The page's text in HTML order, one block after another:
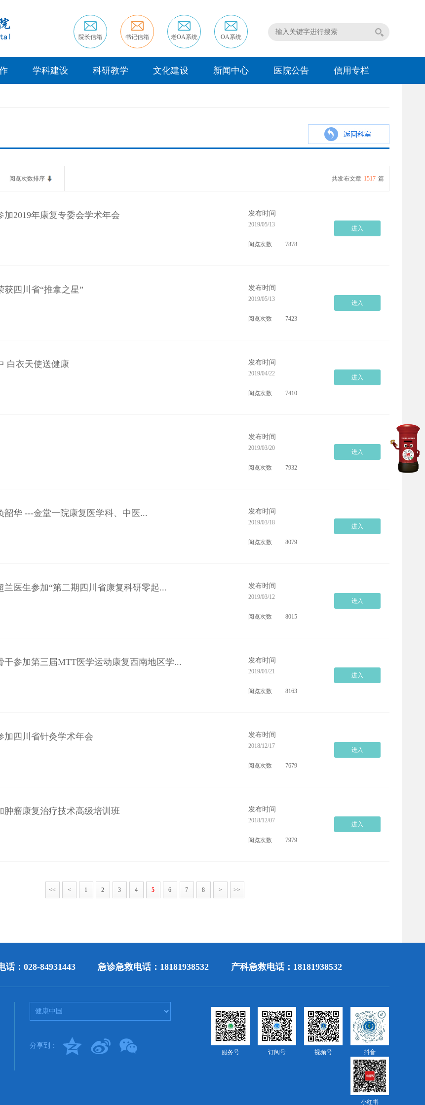
院长信箱 书记信箱 老OA系统 OA系统
学科建设 科研教学 文化建设 新闻中心 医院公告 信用专栏
阅览次数排序 共发布文章 1517 篇
加2019年康复专委会学术年会 发布时间
2019/05/13
阅览次数 7878
进入
获四川省“推拿之星” 发布时间
2019/05/13
阅览次数 7423
进入
白衣天使送健康 发布时间
2019/04/22
阅览次数 7410
进入
发布时间
2019/03/20
阅览次数 7932
进入
韶华 ---金堂一院康复医学科、中医... 发布时间
2019/03/18
阅览次数 8079
进入
兰医生参加“第二期四川省康复科研零起... 发布时间
2019/03/12
阅览次数 8015
进入
干参加第三届MTT医学运动康复西南地区学... 发布时间
2019/01/21
阅览次数 8163
进入
加四川省针灸学术年会 发布时间
2018/12/17
阅览次数 7679
进入
肿瘤康复治疗技术高级培训班 发布时间
2018/12/07
阅览次数 7979
进入
<< < 1 2 3 4 5 6 7 8 > >>
话：028-84931443 急诊急救电话：18181938532 产科急救电话：18181938532
分享到：
服务号 订阅号 视频号 抖音
小红书